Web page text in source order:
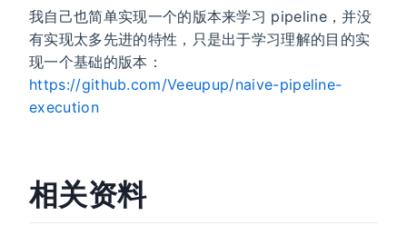
我自己也简单实现一个的版本来学习 pipeline，并没
有实现太多先进的特性，只是出于学习理解的目的实
现一个基础的版本：
https://github.com/Veeupup/naive-pipeline-
execution
相关资料